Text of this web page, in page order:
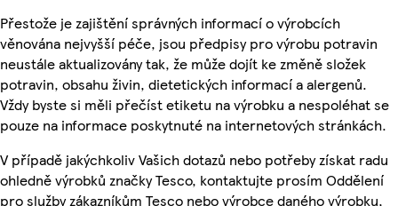
Přestože je zajištění správných informací o výrobcích
věnována nejvyšší péče, jsou předpisy pro výrobu potravin
neustále aktualizovány tak, že může dojít ke změně složek
potravin, obsahu živin, dietetických informací a alergenů.
Vždy byste si měli přečíst etiketu na výrobku a nespoléhat se
pouze na informace poskytnuté na internetových stránkách.
V případě jakýchkoliv Vašich dotazů nebo potřeby získat radu
ohledně výrobků značky Tesco, kontaktujte prosím Oddělení
pro služby zákazníkům Tesco nebo výrobce daného výrobku,